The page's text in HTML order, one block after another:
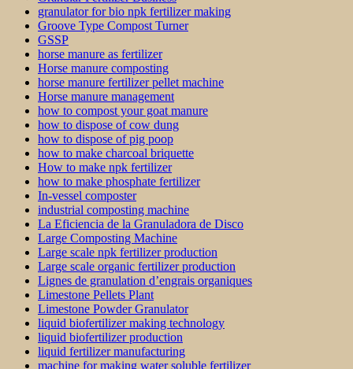
granulator for bio npk fertilizer making
Groove Type Compost Turner
GSSP
horse manure as fertilizer
Horse manure composting
horse manure fertilizer pellet machine
Horse manure management
how to compost your goat manure
how to dispose of cow dung
how to dispose of pig poop
how to make charcoal briquette
How to make npk fertilizer
how to make phosphate fertilizer
In-vessel composter
industrial composting machine
La Eficiencia de la Granuladora de Disco
Large Composting Machine
Large scale npk fertilizer production
Large scale organic fertilizer production
Lignes de granulation d’engrais organiques
Limestone Pellets Plant
Limestone Powder Granulator
liquid biofertilizer making technology
liquid biofertilizer production
liquid fertilizer manufacturing
machine for making water soluble fertilizer